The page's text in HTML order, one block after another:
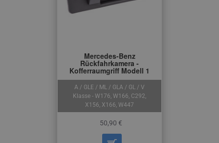
A / GLE / ML / GLA / GL / V
Klasse - W176, W166, C292,
X156, X166, W447
Mercedes-Benz
Rückfahrkamera -
Kofferraumgriff Modell 1
50,90 €